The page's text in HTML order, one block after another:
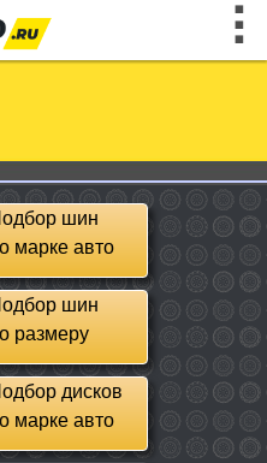
шин
марке авто
шин
размеру
дисков
марке авто